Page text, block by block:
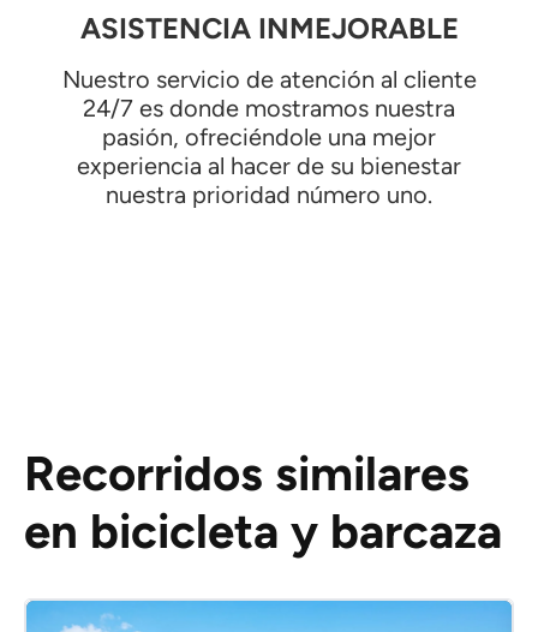
ASISTENCIA INMEJORABLE
Nuestro servicio de atención al cliente
24/7 es donde mostramos nuestra
pasión, ofreciéndole una mejor
experiencia al hacer de su bienestar
nuestra prioridad número uno.
Recorridos similares
en bicicleta y barcaza